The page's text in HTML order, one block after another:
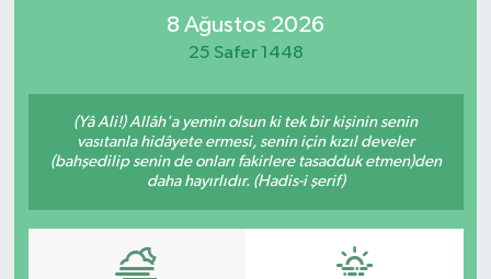
8 Ağustos 2026
25 Safer 1448
(Yâ Ali!) Allâh'a yemin olsun ki tek bir kişinin senin
vasıtanla hidâyete ermesi, senin için kızıl develer
(bahşedilip senin de onları fakirlere tasadduk etmen)den
daha hayırlıdır. (Hadis-i şerif)
Gündem
Tüm Manşetler
Haber Arşivi